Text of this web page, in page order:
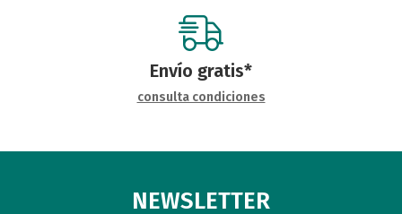
Envío gratis*
consulta condiciones
NEWSLETTER